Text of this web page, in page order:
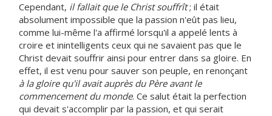
Cependant, il fallait que le Christ souffrît; il était
absolument impossible que la passion n'eût pas lieu,
comme lui-même l'a affirmé lorsqu'il a appelé lents à
croire et inintelligents ceux qui ne savaient pas que le
Christ devait souffrir ainsi pour entrer dans sa gloire. En
effet, il est venu pour sauver son peuple, en renonçant
à la gloire qu'il avait auprès du Père avant le
commencement du monde. Ce salut était la perfection
qui devait s'accomplir par la passion, et qui serait